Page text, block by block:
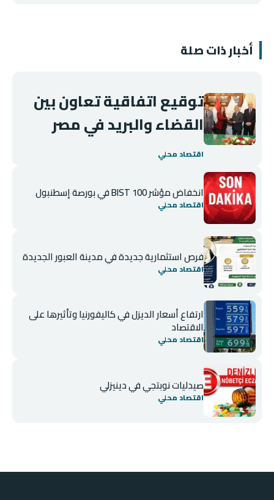
أخبار ذات صلة
توقيع اتفاقية تعاون بين
القضاء والبريد في مصر
اقتصاد محلي
انخفاض مؤشر BIST 100 في بورصة إسطنبول
اقتصاد محلي
فرص استثمارية جديدة في مدينة العبور الجديدة
اقتصاد محلي
ارتفاع أسعار الديزل في كاليفورنيا وتأثيرها على
الاقتصاد
اقتصاد محلي
صيدليات نوبتجي في دينيزلي
اقتصاد محلي